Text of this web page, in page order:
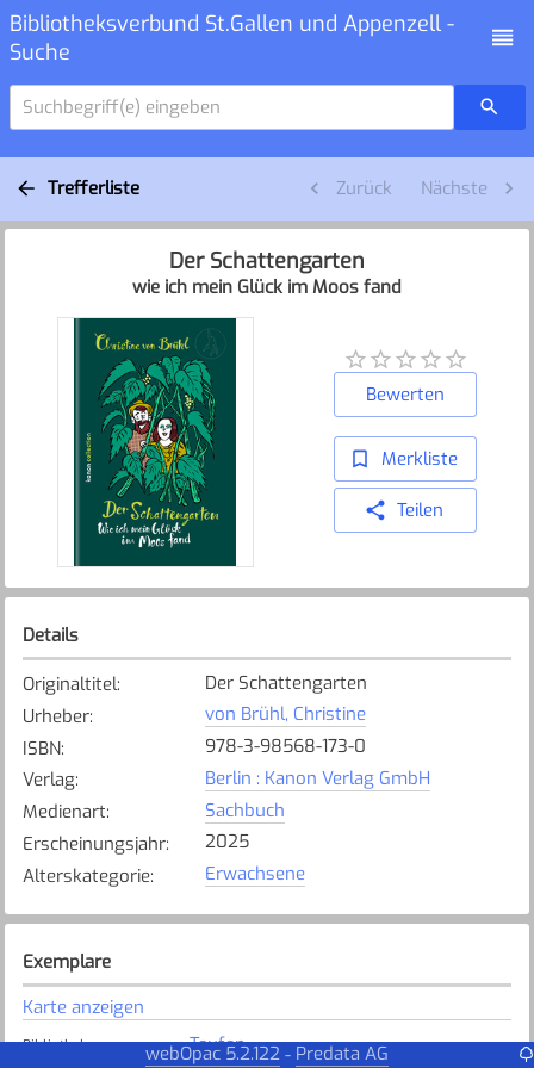
Bibliotheksverbund St.Gallen und Appenzell -
Suche
Suchbegriff(e) eingeben
Trefferliste Zurück Nächste
Der Schattengarten
wie ich mein Glück im Moos fand
Bewerten
Merkliste
Teilen
Details
Originaltitel:
Der Schattengarten
Urheber:
von Brühl, Christine
ISBN:
978-3-98568-173-0
Verlag:
Berlin : Kanon Verlag GmbH
Medienart:
Sachbuch
Erscheinungsjahr:
2025
Alterskategorie: Erwachsene
Exemplare
Karte anzeigen
Bibliothek: Teufen
webOpac 5.2.122 - Predata AG